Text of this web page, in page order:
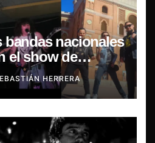
bandas nacionales
el show de
HERRERA